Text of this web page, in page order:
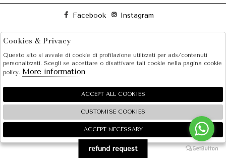
Facebook Instagram
SHOPPING
EXTRA
gruppo Zucchetti
🍪
refund request
Cookies & Privacy
Questo sito si avvale di cookie di profilazione utilizzati per ads/contenuti
personalizzati. Scegli se accettare o disattivare tali cookie nella pagina cookie
policy. More information
ACCEPT ALL COOKIES
CUSTOMISE COOKIES
ACCEPT NECESSARY